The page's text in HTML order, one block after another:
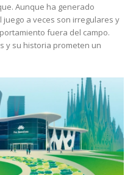
Aunque ha generado
a veces son irregulares y
fuera del campo.
y su historia prometen un